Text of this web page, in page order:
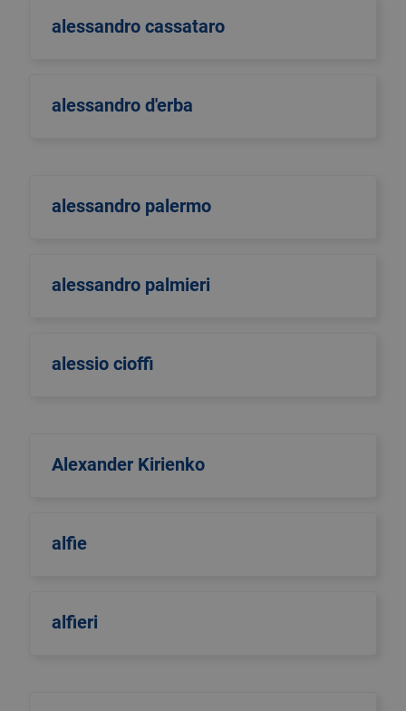
alessandro cassataro
alessandro d'erba
alessandro palermo
alessandro palmieri
alessio cioffi
Alexander Kirienko
alfie
alfieri